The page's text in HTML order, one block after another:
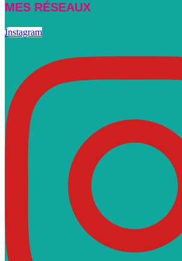
MES RÉSEAUX
Instagram